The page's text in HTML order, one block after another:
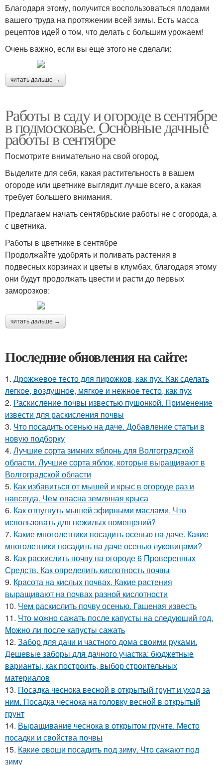
Благодаря этому, получится воспользоваться плодами
вашего труда на протяжении всей зимы. Есть масса
рецептов идей о том, что делать с большим урожаем!
Очень важно, если вы еще этого не сделали:
читать дальше →
Работы в саду и огороде в сентябре
в подмосковье. Основные дачные
работы в сентябре
Посмотрите внимательно на свой огород.
Выделите для себя, какая растительность в вашем
огороде или цветнике выглядит лучше всего, а какая
требует большего внимания.
Предлагаем начать сентябрьские работы не с огорода, а
с цветника.
Работы в цветнике в сентябре
Продолжайте удобрять и поливать растения в
подвесных корзинах и цветы в клумбах, благодаря этому
они будут продолжать цвести и расти до первых
заморозков:
читать дальше →
Последние обновления на сайте:
1. Дрожжевое тесто для пирожков, как пух. Как сделать
легкое, воздушное, мягкое и нежное тесто, как пух
2. Раскисление почвы известью пушонкой. Применение
извести для раскисления почвы
3. Что посадить осенью на даче. Добавление статьи в
новую подборку
4. Лучшие сорта зимних яблонь для Волгоградской
области. Лучшие сорта яблок, которые выращивают в
Волгоградской области
5. Как избавиться от мышей и крыс в огороде раз и
навсегда. Чем опасна земляная крыса
6. Как отпугнуть мышей эфирными маслами. Что
использовать для нежилых помещений?
7. Какие многолетники посадить осенью на даче. Какие
многолетники посадить на даче осенью луковицами?
8. Как раскислить почву на огороде 6 Проверенных
Средств. Как определить кислотность почвы
9. Красота на кислых почвах. Какие растения
выращивают на почвах разной кислотности
10. Чем раскислить почву осенью. Гашеная известь
11. Что можно сажать после капусты на следующий год.
Можно ли после капусты сажать
12. Забор для дачи и частного дома своими руками.
Дешевые заборы для дачного участка: бюджетные
варианты, как построить, выбор строительных
материалов
13. Посадка чеснока весной в открытый грунт и уход за
ним. Посадка чеснока на головку весной в открытый
грунт
14. Выращивание чеснока в открытом грунте. Место
посадки и свойства почвы
15. Какие овощи посадить под зиму. Что сажают под
зиму